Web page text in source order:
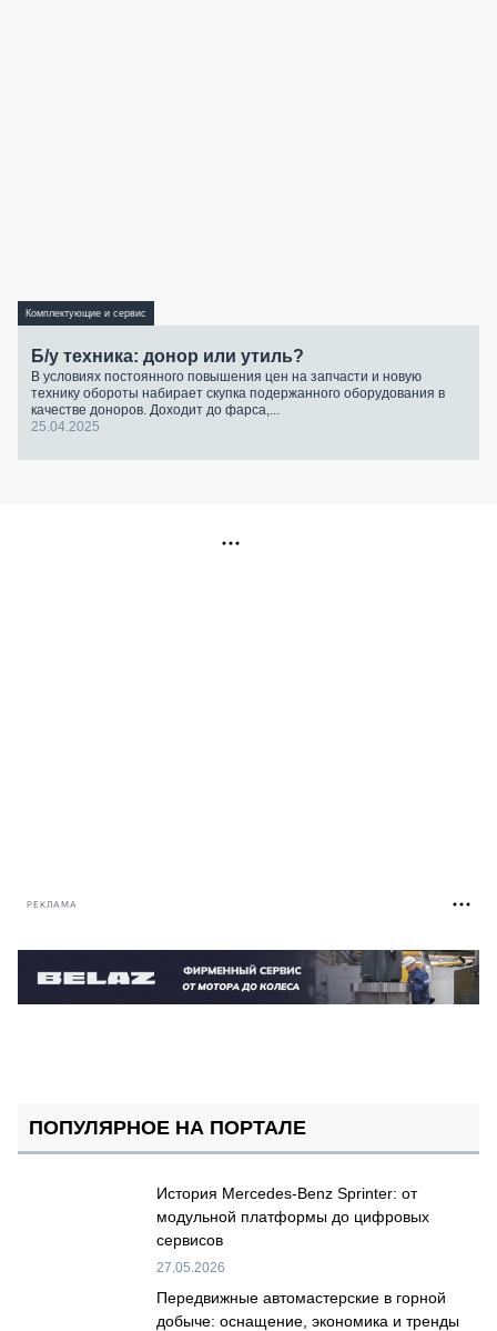
Комплектующие и сервис
Б/у техника: донор или утиль?
В условиях постоянного повышения цен на запчасти и новую
технику обороты набирает скупка подержанного оборудования в
качестве доноров. Доходит до фарса,...
25.04.2025
РЕКЛАМА
ПОПУЛЯРНОЕ НА ПОРТАЛЕ
История Mercedes-Benz Sprinter: от
модульной платформы до цифровых
сервисов
27.05.2026
Передвижные автомастерские в горной
добыче: оснащение, экономика и тренды